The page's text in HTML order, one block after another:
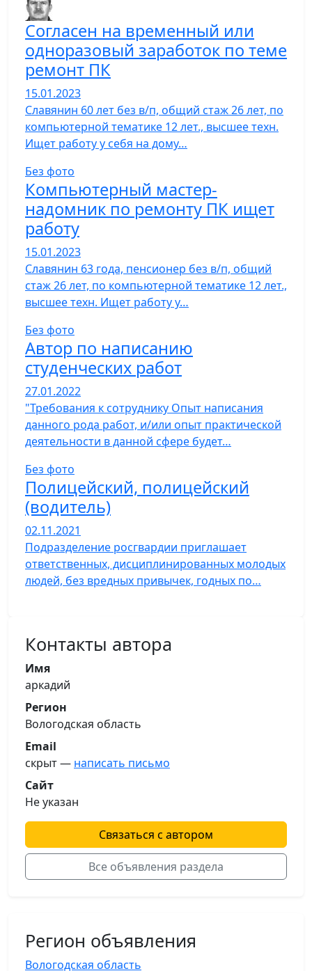
Согласен на временный или
одноразовый заработок по теме
ремонт ПК
15.01.2023
Славянин 60 лет без в/п, общий стаж 26 лет, по
компьютерной тематике 12 лет., высшее техн.
Ищет работу у себя на дому…
Без фото
Компьютерный мастер-
надомник по ремонту ПК ищет
работу
15.01.2023
Славянин 63 года, пенсионер без в/п, общий
стаж 26 лет, по компьютерной тематике 12 лет.,
высшее техн. Ищет работу у…
Без фото
Автор по написанию
студенческих работ
27.01.2022
"Требования к сотруднику Опыт написания
данного рода работ, и/или опыт практической
деятельности в данной сфере будет…
Без фото
Полицейский, полицейский
(водитель)
02.11.2021
Подразделение росгвардии приглашает
ответственных, дисциплинированных молодых
людей, без вредных привычек, годных по…
Контакты автора
Имя
аркадий
Регион
Вологодская область
Email
скрыт — написать письмо
Сайт
Не указан
Связаться с автором
Все объявления раздела
Регион объявления
Вологодская область